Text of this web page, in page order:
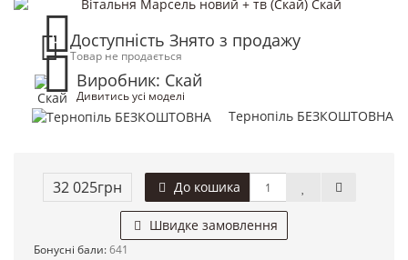
Доступність Знято з продажу
Товар не продається
Виробник: Скай
Дивитись усі моделі
Тернопіль БЕЗКОШТОВНА
32 025грн До кошика
Швидке замовлення
Бонусні бали:641